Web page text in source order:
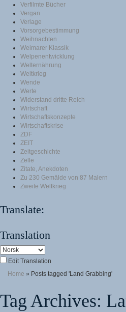
Verfilmte Bücher
Vergan
Verlage
Vorsorgebestimmung
Weihnachten
Weimarer Klassik
Welpenentwicklung
Welternährung
Weltkrieg
Wende
Werte
Widerstand dritte Reich
Wirtschaft
Wirtschaftskonzepte
Wirtschaftskrise
ZDF
ZEIT
Zeitgeschichte
Zelle
Zitate, Anekdoten
Zu 230 Gemälde von 87 Malern
Zweite Weltkrieg
Translate:
Translation
Edit Translation
Home » Posts tagged 'Land Grabbing'
Tag Archives: